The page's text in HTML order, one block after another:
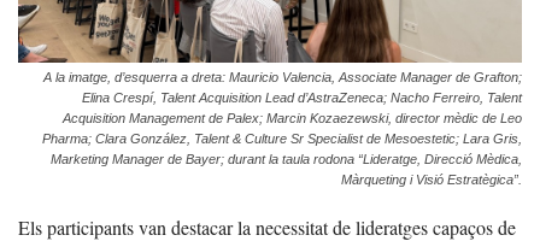
A la imatge, d’esquerra a dreta: Mauricio Valencia, Associate Manager de Grafton;
Elina Crespí, Talent Acquisition Lead d’AstraZeneca; Nacho Ferreiro, Talent
Acquisition Management de Palex; Marcin Kozaezewski, director mèdic de Leo
Pharma; Clara González, Talent & Culture Sr Specialist de Mesoestetic; Lara Gris,
Marketing Manager de Bayer; durant la taula rodona “Lideratge, Direcció Mèdica,
Màrqueting i Visió Estratègica”.
Els participants van destacar la necessitat de lideratges capaços de